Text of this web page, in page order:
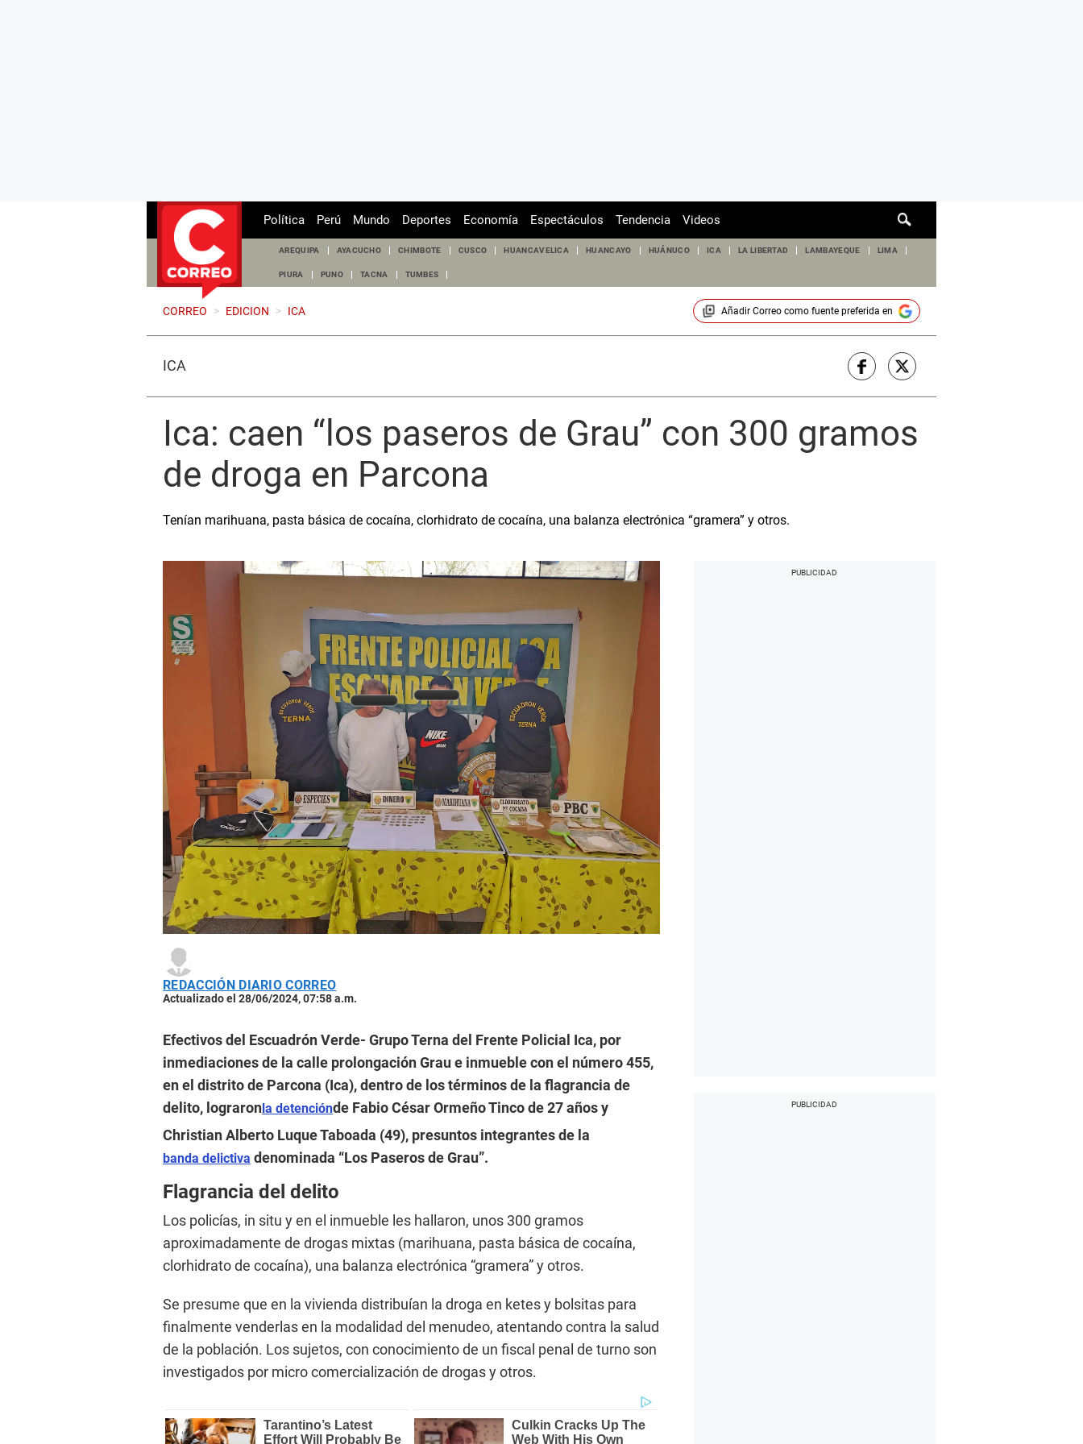
de
Política Perú Mundo Deportes Economía Espectáculos Tendencia Videos
AREQUIPA AYACUCHO CHIMBOTE CUSCO HUANCAVELICA HUANCAYO HUÁNUCO ICA LA LIBERTAD LAMBAYEQUE LIMA
PIURA PUNO TACNA TUMBES
CORREO > EDICION > ICA Añadir Correocomo fuente preferida en
ICA
Ica: caen “los paseros de Grau” con 300 gramos
de droga en Parcona
Tenían marihuana, pasta básica de cocaína, clorhidrato de cocaína, una balanza electrónica “gramera” y otros.
REDACCIÓN DIARIO CORREO
Actualizado el 28/06/2024, 07:58 a.m.
Efectivos del Escuadrón Verde- Grupo Terna del Frente Policial Ica, por
inmediaciones de la calle prolongación Grau e inmueble con el número 455,
en el distrito de Parcona (Ica), dentro de los términos de la flagrancia de
delito, lograronla detenciónde Fabio César Ormeño Tinco de 27 años y
Christian Alberto Luque Taboada (49), presuntos integrantes de la
banda delictiva denominada “Los Paseros de Grau”.
Flagrancia del delito
Los policías, in situ y en el inmueble les hallaron, unos 300 gramos
aproximadamente de drogas mixtas (marihuana, pasta básica de cocaína,
clorhidrato de cocaína), una balanza electrónica “gramera” y otros.
Se presume que en la vivienda distribuían la droga en ketes y bolsitas para
finalmente venderlas en la modalidad del menudeo, atentando contra la salud
de la población. Los sujetos, con conocimiento de un fiscal penal de turno son
investigados por micro comercialización de drogas y otros.